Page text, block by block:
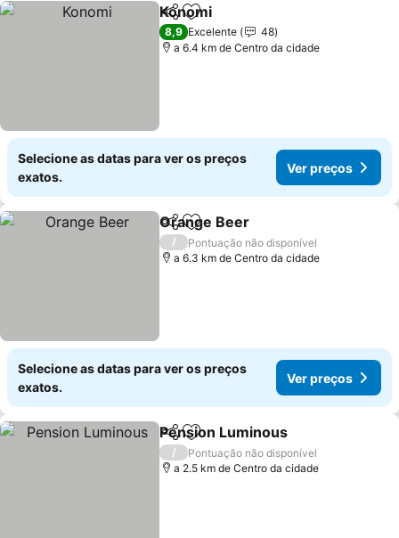
PartilharAdicionar aos favoritos
Konomi
8,9 Excelente
48
a 6.4 km de Centro da cidade
Selecione as datas para ver os preços
exatos.
Ver preços
PartilharAdicionar aos favoritos
Orange Beer
/
Pontuação não disponível
a 6.3 km de Centro da cidade
Selecione as datas para ver os preços
exatos.
Ver preços
PartilharAdicionar aos favoritos
Pension Luminous
/
Pontuação não disponível
a 2.5 km de Centro da cidade